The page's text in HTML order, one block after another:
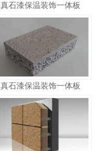
真石漆保温装饰一体板
真石漆保温装饰一体板